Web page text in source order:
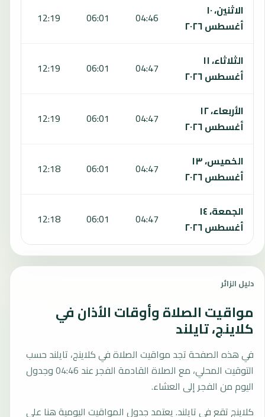
الاثنين، ١٠
أغسطس ٢٠٢٦
04:46
06:01
12:19
الثلاثاء، ١١
أغسطس ٢٠٢٦
04:47
06:01
12:19
الأربعاء، ١٢
أغسطس ٢٠٢٦
04:47
06:01
12:19
الخميس، ١٣
أغسطس ٢٠٢٦
04:47
06:01
12:18
الجمعة، ١٤
أغسطس ٢٠٢٦
04:47
06:01
12:18
دليل الزائر
مواقيت الصلاة وأوقات الأذان في
كلاينج، تايلند
في هذه الصفحة تجد مواقيت الصلاة في كلاينج، تايلند حسب
التوقيت المحلي، مع الصلاة القادمة الفجر عند 04:46 وجدول
اليوم من الفجر إلى العشاء.
كلاينج تقع في تايلند. يعتمد جدول المواقيت اليومية هنا على